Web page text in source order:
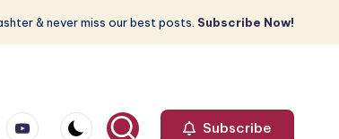
& never miss our best posts. Subscribe Now!
youtube.com Subscribe